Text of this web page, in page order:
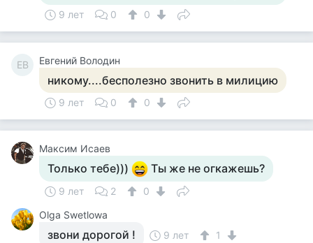
9 лет 0 0
ЕВ Евгений Володин
никому....бесполезно звонить в милицию
9 лет 0 0
Максим Исаев
Только тебе))) Ты же не огкажешь?
9 лет 2
0
Olga Swetlowa
звони дорогой ! 9 лет 1